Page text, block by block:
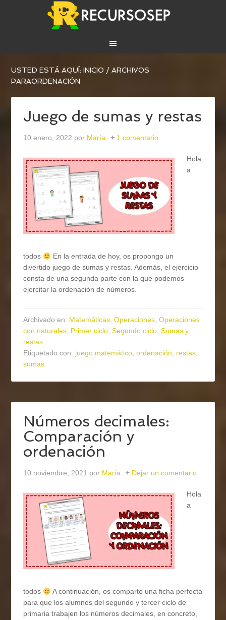
USTED ESTÁ AQUÍ:INICIO / ARCHIVOS
PARAORDENACIÓN
Juego de sumas y restas
10 enero, 2022 por María 1 comentario
Hola
a
todos
En la entrada de hoy, os propongo un
divertido juego de sumas y restas. Además, el ejercicio
consta de una segunda parte con la que podemos
ejercitar la ordenación de números.
Archivado en: Matemáticas,Operaciones,Operaciones
con naturales, Primer ciclo,Segundo ciclo,Sumas y
restas
Etiquetado con: juego matemático,ordenación, restas,
sumas
Números decimales:
Comparación y
ordenación
10 noviembre, 2021 por María Dejar un comentario
Hola
a
todos
A continuación, os comparto una ficha perfecta
para que los alumnos del segundo y tercer ciclo de
primaria trabajen los números decimales, en concreto,